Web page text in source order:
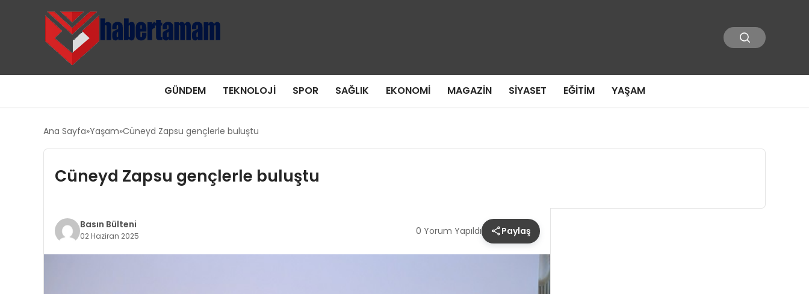
GÜNDEM TEKNOLOJI SPOR SAĞLIK EKONOMI MAGAZIN SIYASET EĞITIM YAŞAM
Ana Sayfa Yaşam Cüneyd Zapsu gençlerle buluştu
Cüneyd Zapsu gençlerle buluştu
Basın Bülteni
02 Haziran 2025 0 Yorum Yapıldı Paylaş